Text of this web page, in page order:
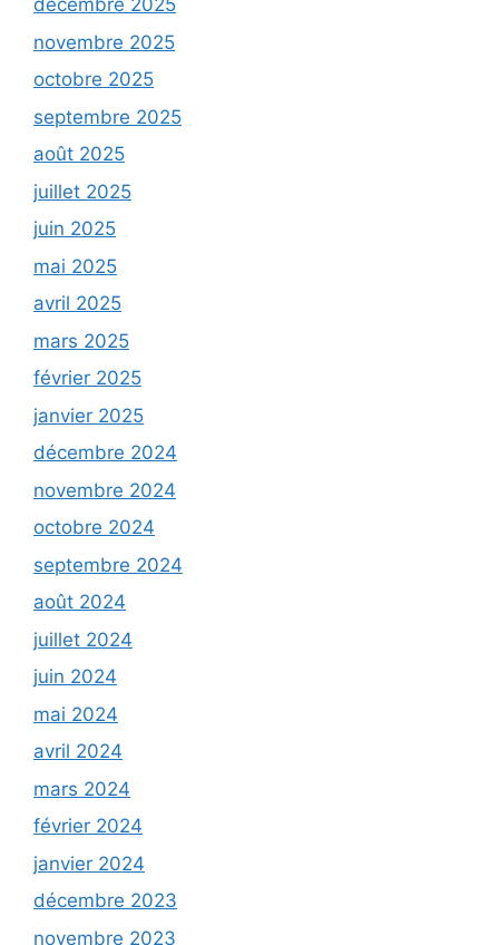
décembre 2025
novembre 2025
octobre 2025
septembre 2025
août 2025
juillet 2025
juin 2025
mai 2025
avril 2025
mars 2025
février 2025
janvier 2025
décembre 2024
novembre 2024
octobre 2024
septembre 2024
août 2024
juillet 2024
juin 2024
mai 2024
avril 2024
mars 2024
février 2024
janvier 2024
décembre 2023
novembre 2023